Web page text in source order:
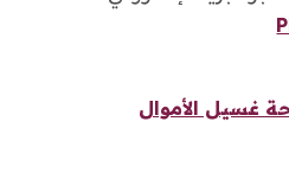
غسيل الأموال